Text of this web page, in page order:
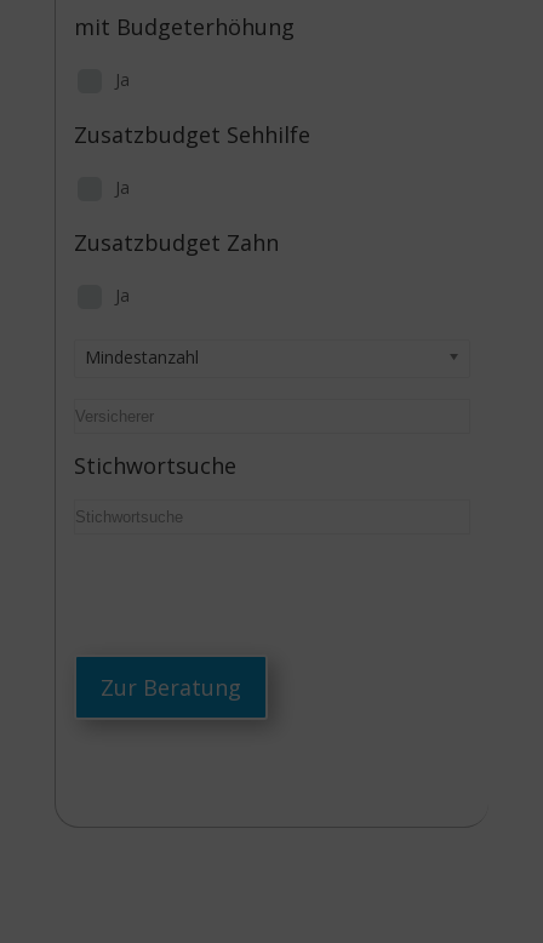
mit Budgeterhöhung
Ja
Zusatzbudget Sehhilfe
Ja
Zusatzbudget Zahn
Ja
Mindestanzahl
Stichwortsuche
Zur Beratung